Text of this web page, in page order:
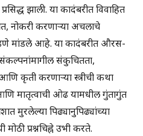
झाली. या कादंबरीत विवाहित
नोकरी करणाऱ्या अचलाचे
मांडले आहे. या कादंबरीत औरस-
संकुचितता,
कृती करणाऱ्या स्त्रीची कथा
मातृत्वाची ओढ यामधील गुंतागुंत
मुरलेल्या पिढ्यानुपिढ्यांच्या
प्रश्नचिह्ने उभी करते.